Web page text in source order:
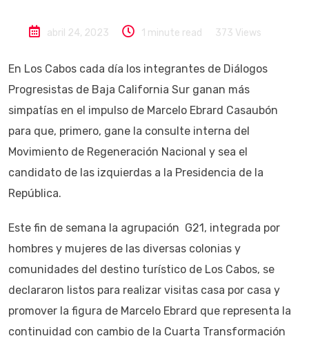
abril 24, 2023 1 minute read 373 Views
En Los Cabos cada día los integrantes de Diálogos
Progresistas de Baja California Sur ganan más
simpatías en el impulso de Marcelo Ebrard Casaubón
para que, primero, gane la consulte interna del
Movimiento de Regeneración Nacional y sea el
candidato de las izquierdas a la Presidencia de la
República.
Este fin de semana la agrupación G21, integrada por
hombres y mujeres de las diversas colonias y
comunidades del destino turístico de Los Cabos, se
declararon listos para realizar visitas casa por casa y
promover la figura de Marcelo Ebrard que representa la
continuidad con cambio de la Cuarta Transformación